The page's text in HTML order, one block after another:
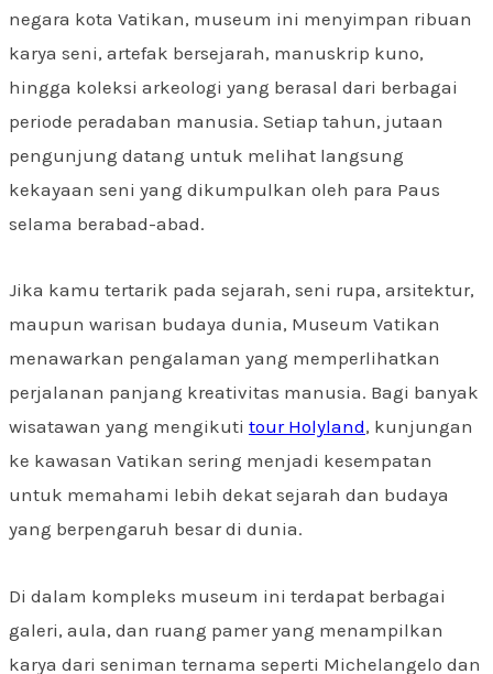
negara kota Vatikan, museum ini menyimpan ribuan
karya seni, artefak bersejarah, manuskrip kuno,
hingga koleksi arkeologi yang berasal dari berbagai
periode peradaban manusia. Setiap tahun, jutaan
pengunjung datang untuk melihat langsung
kekayaan seni yang dikumpulkan oleh para Paus
selama berabad-abad.
Jika kamu tertarik pada sejarah, seni rupa, arsitektur,
maupun warisan budaya dunia, Museum Vatikan
menawarkan pengalaman yang memperlihatkan
perjalanan panjang kreativitas manusia. Bagi banyak
wisatawan yang mengikuti tour Holyland, kunjungan
ke kawasan Vatikan sering menjadi kesempatan
untuk memahami lebih dekat sejarah dan budaya
yang berpengaruh besar di dunia.
Di dalam kompleks museum ini terdapat berbagai
galeri, aula, dan ruang pamer yang menampilkan
karya dari seniman ternama seperti Michelangelo dan